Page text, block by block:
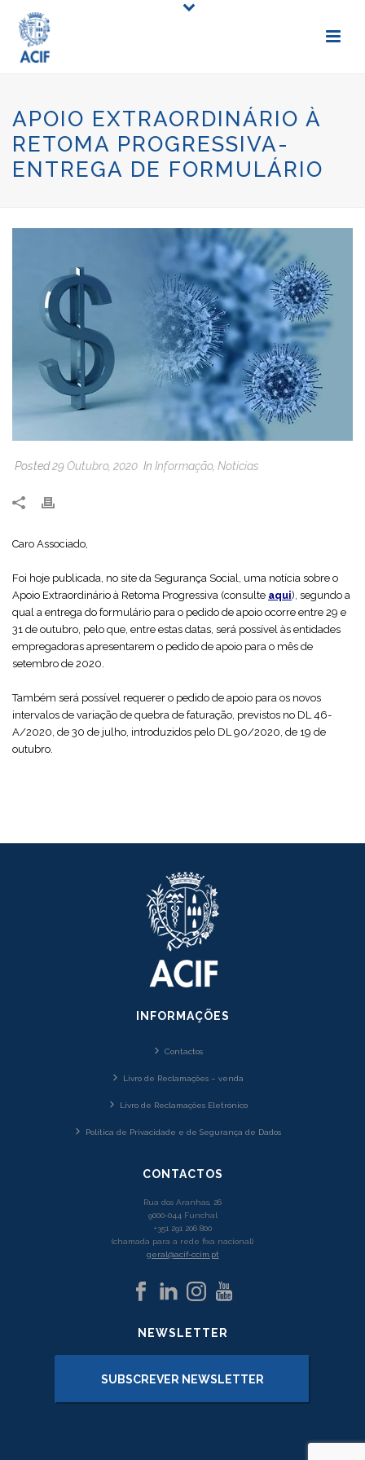
APOIO EXTRAORDINÁRIO À
RETOMA PROGRESSIVA-
ENTREGA DE FORMULÁRIO
Posted29 Outubro, 2020 In Informação, Noticias
Caro Associado,
Foi hoje publicada, no site da Segurança Social, uma notícia sobre o
Apoio Extraordinário à Retoma Progressiva (consulte aqui), segundo a
qual a entrega do formulário para o pedido de apoio ocorre entre 29 e
31 de outubro, pelo que, entre estas datas, será possível às entidades
empregadoras apresentarem o pedido de apoio para o mês de
setembro de 2020.
Também será possível requerer o pedido de apoio para os novos
intervalos de variação de quebra de faturação, previstos no DL 46-
A/2020, de 30 de julho, introduzidos pelo DL 90/2020, de 19 de
outubro.
INFORMAÇÕES
Contactos
Livro de Reclamações – venda
Livro de Reclamações Eletrónico
Política de Privacidade e de Segurança de Dados
CONTACTOS
Rua dos Aranhas, 26
9000-044 Funchal
+351 291 206 800
(chamada para a rede fixa nacional)
geral@acif-ccim.pt
NEWSLETTER
SUBSCREVER NEWSLETTER